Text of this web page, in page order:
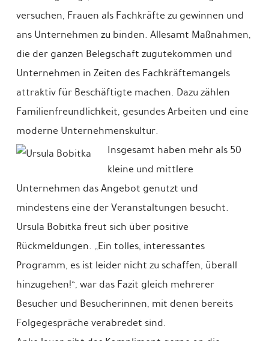
versuchen, Frauen als Fachkräfte zu gewinnen und
ans Unternehmen zu binden. Allesamt Maßnahmen,
die der ganzen Belegschaft zugutekommen und
Unternehmen in Zeiten des Fachkräftemangels
attraktiv für Beschäftigte machen. Dazu zählen
Familienfreundlichkeit, gesundes Arbeiten und eine
moderne Unternehmenskultur.
Insgesamt haben mehr als 50
kleine und mittlere
Unternehmen das Angebot genutzt und
mindestens eine der Veranstaltungen besucht.
Ursula Bobitka freut sich über positive
Rückmeldungen. „Ein tolles, interessantes
Programm, es ist leider nicht zu schaffen, überall
hinzugehen!“, war das Fazit gleich mehrerer
Besucher und Besucherinnen, mit denen bereits
Folgegespräche verabredet sind.